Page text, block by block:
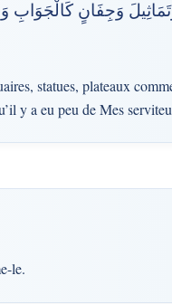
وَجِفَانٍ كَالْجَوَابِ
statues, plateaux
y a eu peu de Mes
le.